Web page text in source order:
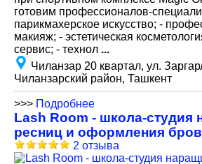
готовим профессионалов-
парикмахерское искусство; -
макияж; - эстетическая
сервис; - технол ...
Чиланзар 20 квартал, ул.
Чиланзарский район, Ташкент
>>> Подробнее
Lash Room - школа-студия
ресниц и оформления
2 отзыва